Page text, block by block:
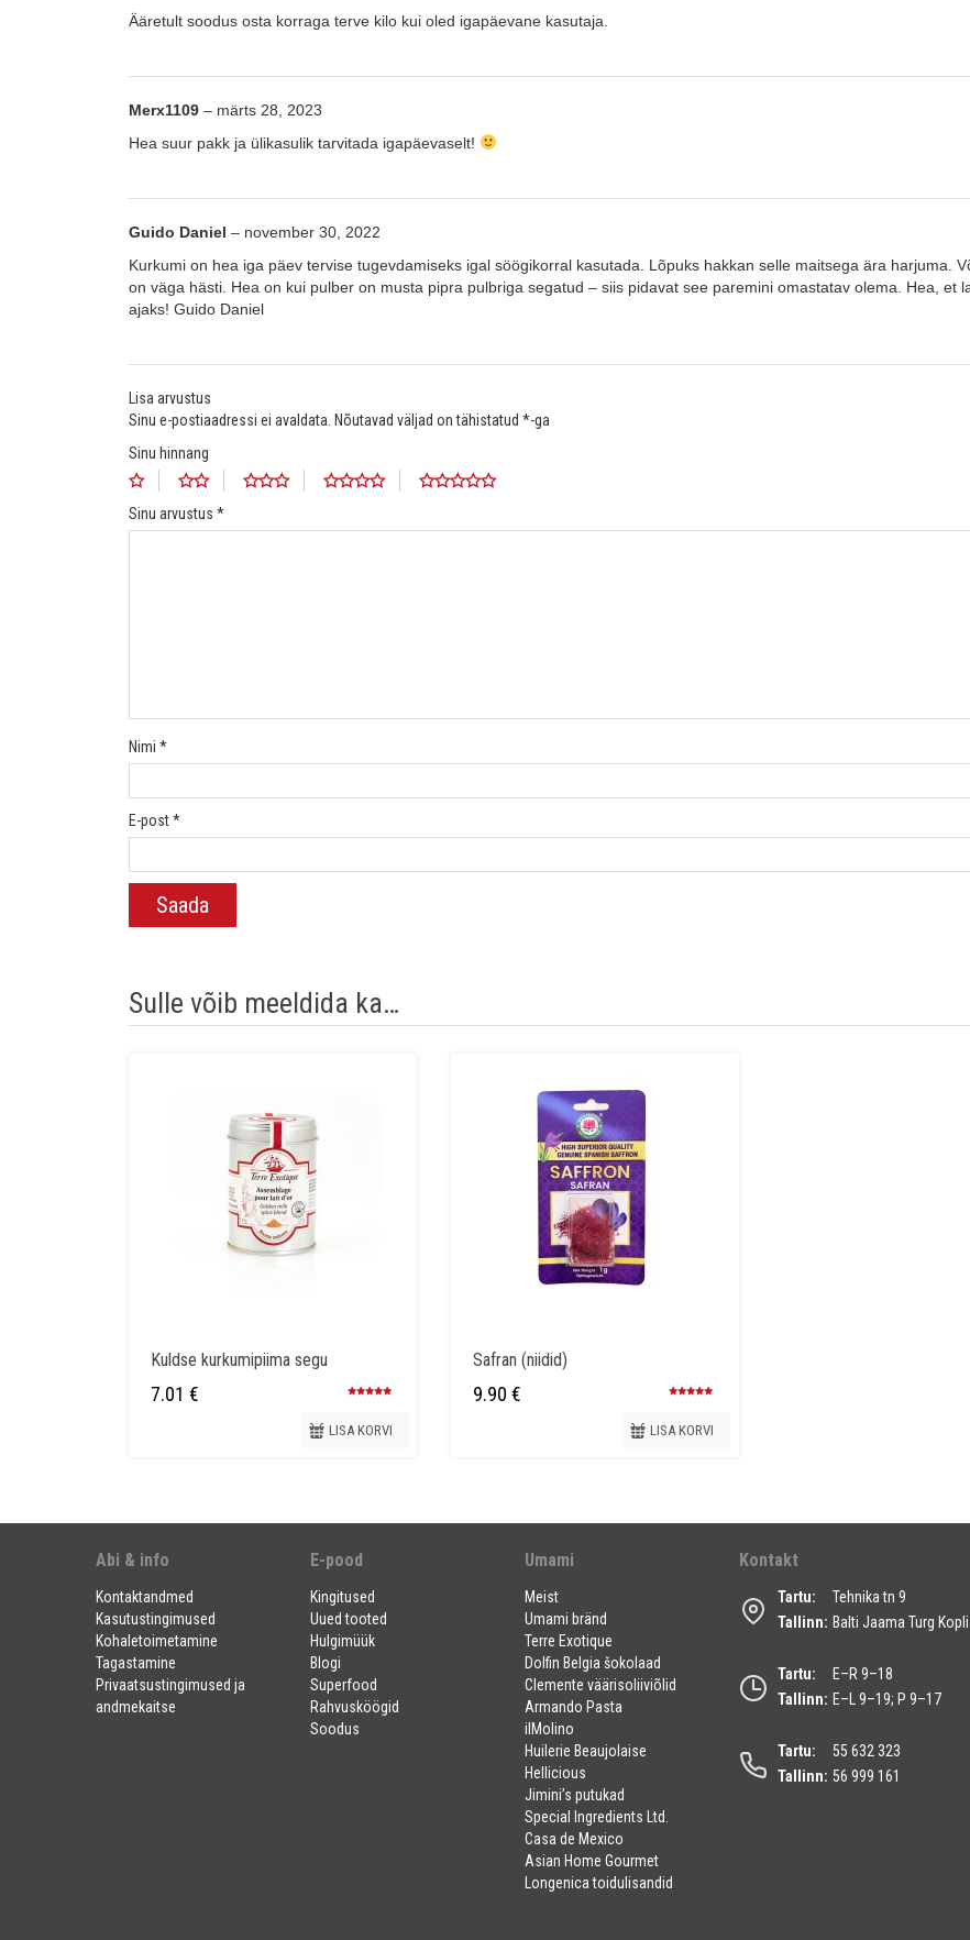
Ääretult soodus osta korraga terve kilo kui oled igapäevane kasutaja.
Merx1109 – märts 28, 2023
Hea suur pakk ja ülikasulik tarvitada igapäevaselt!
Guido Daniel – november 30, 2022
Kurkumi on hea iga päev tervise tugevdamiseks igal söögikorral kasutada. Lõpuks hakkan selle maitsega ära harjuma.
on väga hästi. Hea on kui pulber on musta pipra pulbriga segatud – siis pidavat see paremini omastatav olema. Hea, et
ajaks! Guido Daniel
Lisa arvustus
Sinu e-postiaadressi ei avaldata. Nõutavad väljad on tähistatud *-ga
Sinu hinnang
Sinu arvustus *
Nimi *
E-post*
Sulle võib meeldida ka…
Kuldse kurkumipiima segu
7.01 €
LISA KORVI
Safran (niidid)
9.90 €
LISA KORVI
Abi & info
Kontaktandmed
Kasutustingimused
Kohaletoimetamine
Tagastamine
Privaatsustingimused ja
andmekaitse
E-pood
Kingitused
Uued tooted
Hulgimüük
Blogi
Superfood
Rahvusköögid
Soodus
Umami
Meist
Umami bränd
Terre Exotique
Dolfin Belgia šokolaad
Clemente väärisoliiviõlid
Armando Pasta
ilMolino
Huilerie Beaujolaise
Hellicious
Jimini’s putukad
Special Ingredients Ltd.
Casa de Mexico
Asian Home Gourmet
Longenica toidulisandid
Kontakt
Tartu:
Tehnika tn 9
Tallinn: Balti Jaama Turg Kopli
Tartu:
E–R 9–18
Tallinn: E–L 9–19; P 9–17
Tartu:
55 632 323
Tallinn: 56 999 161